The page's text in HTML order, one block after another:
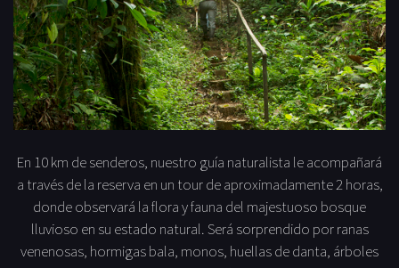
En 10 km de senderos, nuestro guía naturalista le acompañará
a través de la reserva en un tour de aproximadamente 2 horas,
donde observará la flora y fauna del majestuoso bosque
lluvioso en su estado natural. Será sorprendido por ranas
venenosas, hormigas bala, monos, huellas de danta, árboles